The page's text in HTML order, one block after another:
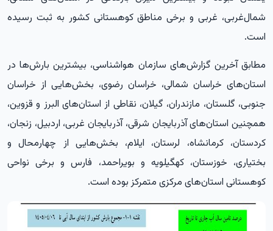
شمال‌غربی، غربی و برخی مناطق کوهستانی کشور به ثبت رسیده
است.
مطابق آخرین گزارش‌های سازمان هواشناسی، بیشترین بارش‌ها در
استان‌های خراسان شمالی، خراسان رضوی، بخش‌هایی از خراسان
جنوبی، گلستان، مازندران، گیلان، نقاطی از استان‌های البرز و قزوین،
همچنین استان‌های آذربایجان شرقی، آذربایجان غربی، اردبیل، زنجان،
کردستان، کرمانشاه، لرستان، ایلام، بخش‌هایی از چهارمحال و
بختیاری، خوزستان، کهگیلویه و بویراحمد، فارس و برخی نواحی
کوهستانی استان‌های مرکزی متمرکز بوده است.